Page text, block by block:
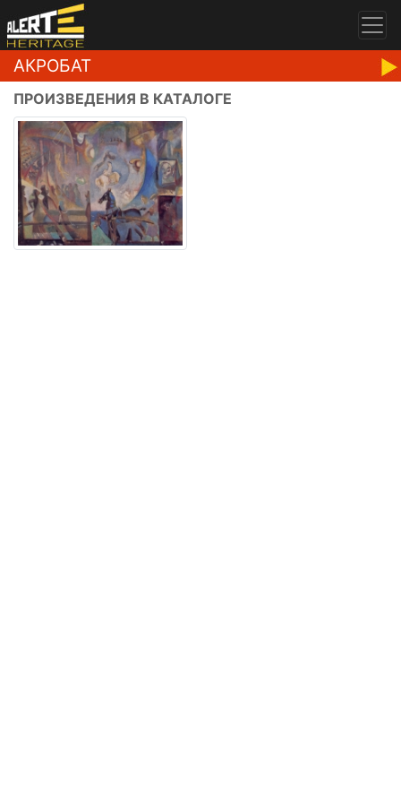
АКРОБАТ
ПРОИЗВЕДЕНИЯ В КАТАЛОГЕ